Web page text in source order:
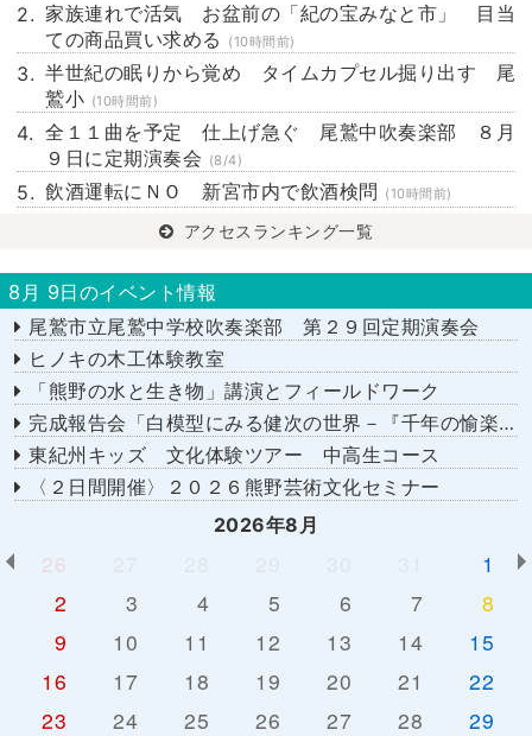
家族連れで活気 お盆前の「紀の宝みなと市」 目当
ての商品買い求める
(10時間前)
半世紀の眠りから覚め タイムカプセル掘り出す 尾
鷲小 (10時間前)
全１１曲を予定 仕上げ急ぐ 尾鷲中吹奏楽部 ８月
９日に定期演奏会 (8/4)
飲酒運転にＮＯ 新宮市内で飲酒検問 (10時間前)
アクセスランキング一覧
8月 9日のイベント情報
尾鷲市立尾鷲中学校吹奏楽部 第２９回定期演奏会
ヒノキの木工体験教室
「熊野の水と生き物」講演とフィールドワーク
完成報告会「白模型にみる健次の世界－『千年の愉楽』『奇蹟』より－」
東紀州キッズ 文化体験ツアー 中高生コース
〈２日間開催〉２０２６熊野芸術文化セミナー
2026年8月
26
1
2
3 4 5 6 7
8
9
10 11 12 13 14
15
16
17 18 19 20 21
22
23
24 25 26 27 28
29